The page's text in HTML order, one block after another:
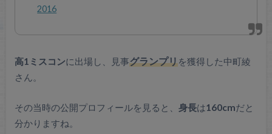
2016
高1ミスコンに出場し、見事グランプリを獲得した中町綾
さん。
その当時の公開プロフィールを見ると、 身長は160cmだと
分かりますね。